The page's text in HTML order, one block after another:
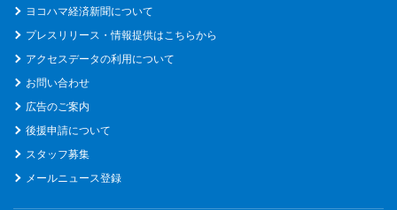
ヨコハマ経済新聞について
プレスリリース・情報提供はこちらから
アクセスデータの利用について
お問い合わせ
広告のご案内
後援申請について
スタッフ募集
メールニュース登録